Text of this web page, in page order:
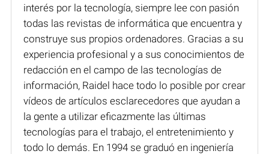
interés por la tecnología, siempre lee con pasión
todas las revistas de informática que encuentra y
construye sus propios ordenadores. Gracias a su
experiencia profesional y a sus conocimientos de
redacción en el campo de las tecnologías de
información, Raidel hace todo lo posible por crear
vídeos de artículos esclarecedores que ayudan a
la gente a utilizar eficazmente las últimas
tecnologías para el trabajo, el entretenimiento y
todo lo demás. En 1994 se graduó en ingeniería